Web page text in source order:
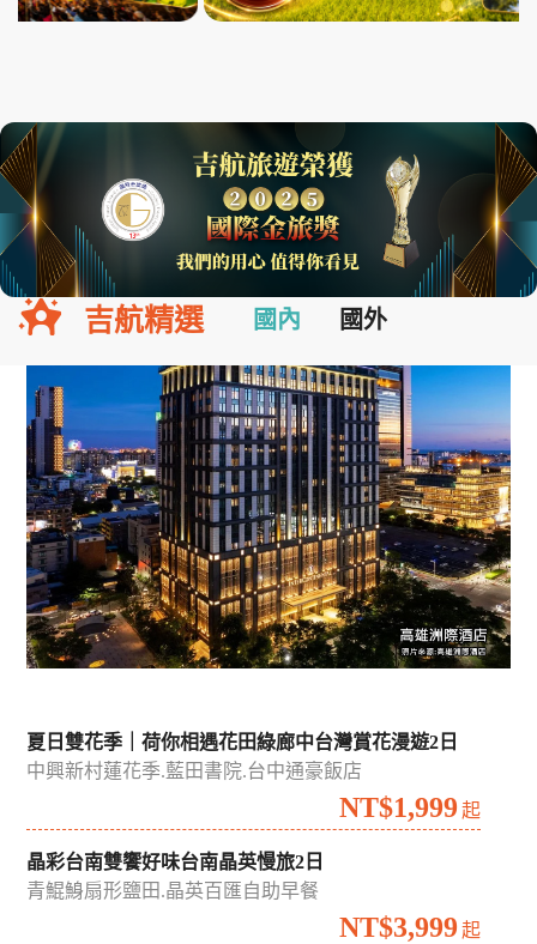
吉航精選 國內 國外
夏日雙花季｜荷你相遇花田綠廊中台灣賞花漫遊2日
中興新村蓮花季.藍田書院.台中通豪飯店
NT$1,999 起
晶彩台南雙饗好味台南晶英慢旅2日
青鯤鯓扇形鹽田.晶英百匯自助早餐
NT$3,999 起